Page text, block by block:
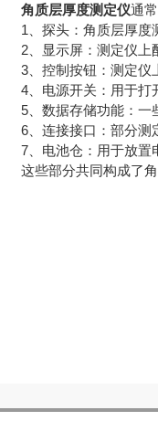
角质层厚度测定仪通
1、探头：角质层厚度测
2、显示屏：测定仪上配
3、控制按钮：测定仪上
4、电源开关：用于打开
5、数据存储功能：一些
6、连接接口：部分测定
7、电池仓：用于放置电
这些部分共同构成了角